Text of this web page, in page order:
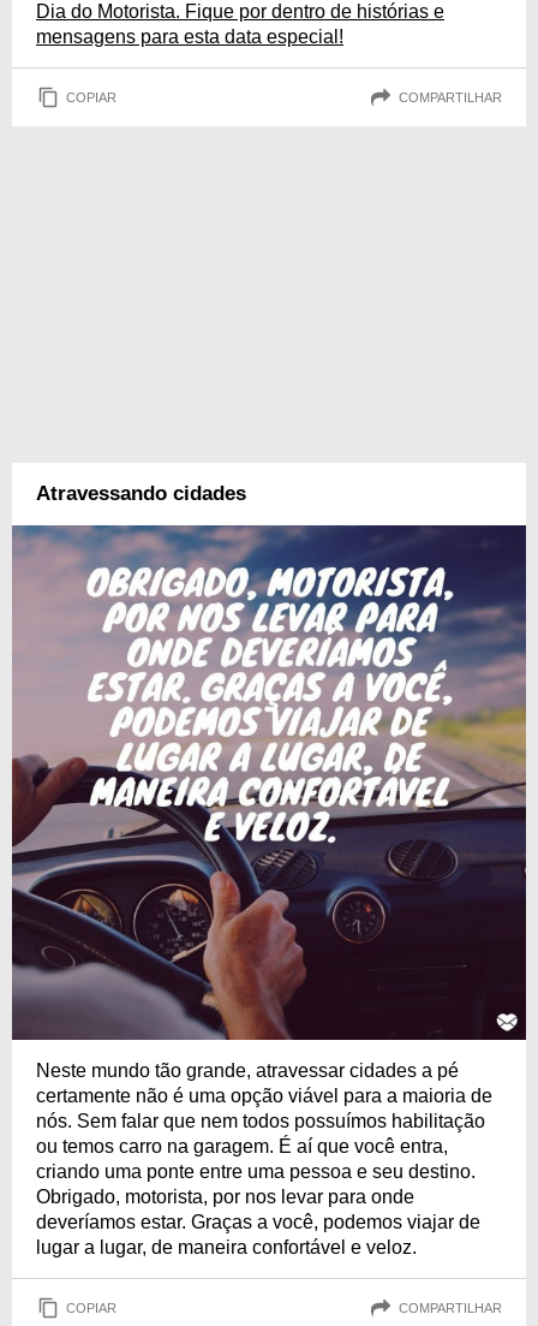
Dia do Motorista. Fique por dentro de histórias e
mensagens para esta data especial!
COPIAR COMPARTILHAR
Atravessando cidades
Neste mundo tão grande, atravessar cidades a pé
certamente não é uma opção viável para a maioria de
nós. Sem falar que nem todos possuímos habilitação
ou temos carro na garagem. É aí que você entra,
criando uma ponte entre uma pessoa e seu destino.
Obrigado, motorista, por nos levar para onde
deveríamos estar. Graças a você, podemos viajar de
lugar a lugar, de maneira confortável e veloz.
COPIAR COMPARTILHAR